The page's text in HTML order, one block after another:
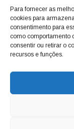
Para fornecer as
cookies para
consentimento para
como comportamento
consentir ou retirar o
recursos e funções.
com o foco de
deixamos de
questionando os
para a cidade e